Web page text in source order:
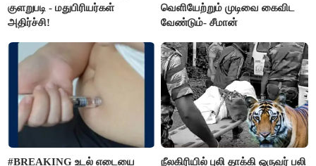
குளறுபடி - மதுபிரியர்கள்
அதிர்ச்சி!
வெளியேற்றும் முடிவை கைவிட
வேண்டும்- சீமான்
#BREAKING உடல் எடையை நீலகிரியில் புலி தாக்கி ஒருவர் பலி